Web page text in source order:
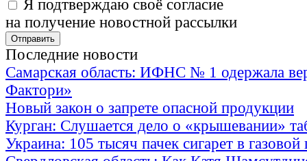
Я подтверждаю своё согласие
на получение новостной рассылки
Последние новости
Самарская область: ИФНС № 1 одержала
Фактори»
Новый закон о запрете опасной продукции
Курган: Слушается дело о «крышевании»
Украина: 105 тысяч пачек сигарет в газовой